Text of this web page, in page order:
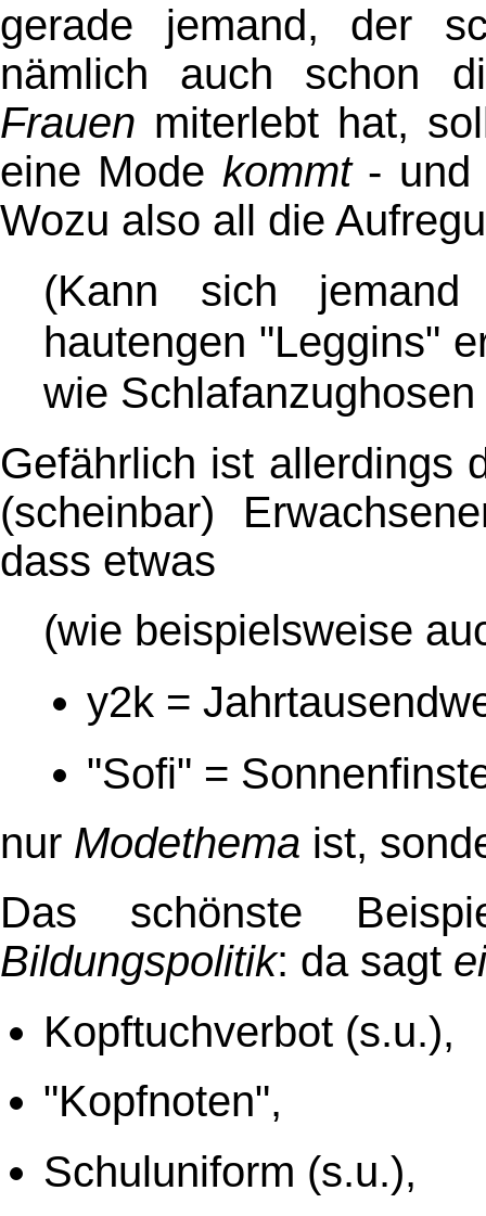
gerade jemand, der
nämlich auch schon
Frauen miterlebt hat,
eine Mode kommt- und
Wozu also all die
(Kann sich
hautengen "Leggins"
wie
Gefährlich ist allerdings
(scheinbar)
dass etwas
(wie beispielsweise
y2k =
"Sofi" =
nur Modethema ist,
Das schönste
Bildungspolitik: da sagt
Kopftuchverbot (s.u.),
"Kopfnoten",
Schuluniform (s.u.),